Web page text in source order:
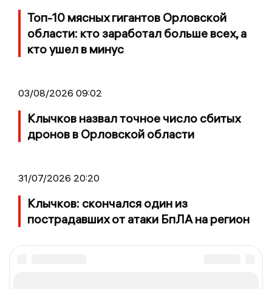
Топ-10 мясных гигантов Орловской
области: кто заработал больше всех, а
кто ушел в минус
03/08/2026 09:02
Клычков назвал точное число сбитых
дронов в Орловской области
31/07/2026 20:20
Клычков: скончался один из
пострадавших от атаки БпЛА на регион